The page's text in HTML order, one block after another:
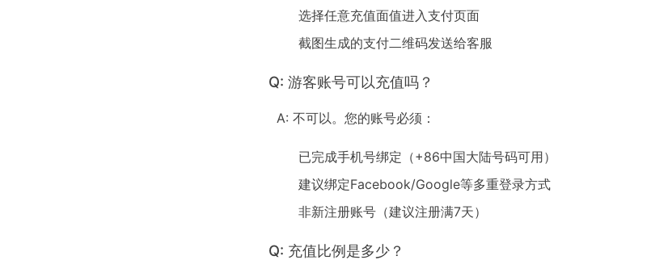
选择任意充值面值进入支付页面
截图生成的支付二维码发送给客服
Q: 游客账号可以充值吗？
A: 不可以。您的账号必须：
已完成手机号绑定（+86中国大陆号码可用）
建议绑定Facebook/Google等多重登录方式
非新注册账号（建议注册满7天）
Q: 充值比例是多少？